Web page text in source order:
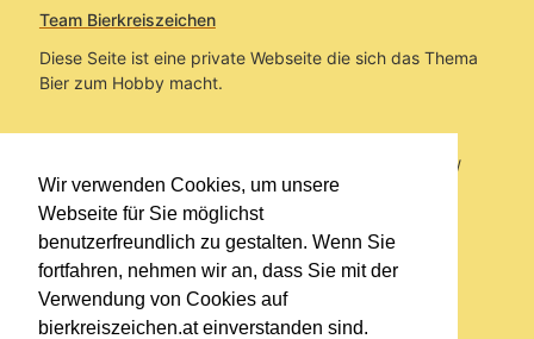
Wir verwenden Cookies, um unsere
Webseite für Sie möglichst
benutzerfreundlich zu gestalten. Wenn Sie
fortfahren, nehmen wir an, dass Sie mit der
Verwendung von Cookies auf
bierkreiszeichen.at einverstanden sind.
Team Bierkreiszeichen
Diese Seite ist eine private Webseite die sich das Thema
Bier zum Hobby macht.
Sie befinden sich auf https://www.bierkreiszeichen.at/
im Pfad:Bierkreiszeichen/Gesammelte Biere
Erstellt: 2026-08-09
Links